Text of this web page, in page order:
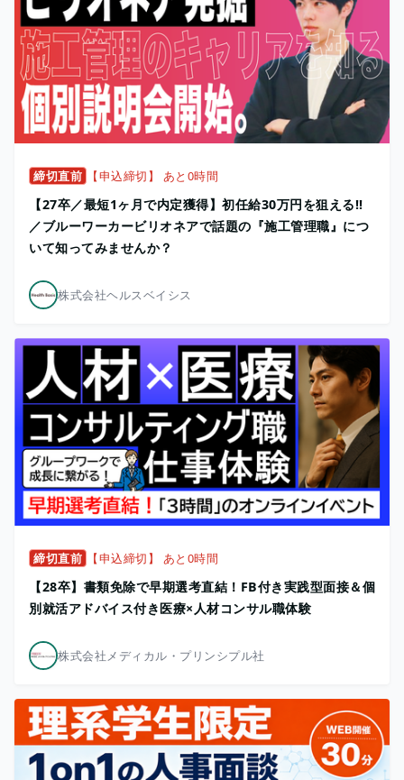
締切直前 【申込締切】 あと0時間
【27卒／最短1ヶ月で内定獲得】初任給30万円を狙える!!
／ブルーワーカービリオネアで話題の『施工管理職』につ
いて知ってみませんか？
株式会社ヘルスベイシス
締切直前 【申込締切】 あと0時間
【28卒】書類免除で早期選考直結！FB付き実践型面接＆個
別就活アドバイス付き医療×人材コンサル職体験
株式会社メディカル・プリンシプル社